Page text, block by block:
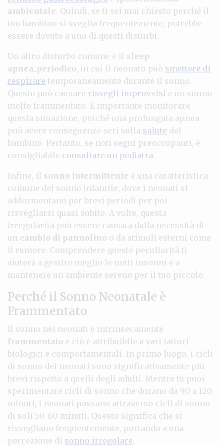
ambientale. Quindi, se ti sei mai chiesto perché il
tuo bambino si sveglia frequentemente, potrebbe
essere dovuto a uno di questi disturbi.
Un altro disturbo comune è il sleep
apnea_periodico, in cui il neonato può smettere di
respirare temporaneamente durante il sonno.
Questo può causare risvegli improvvisi e un sonno
molto frammentato. È importante monitorare
questa situazione, poiché una prolungata apnea
può avere conseguenze seri sulla salute del
bambino. Pertanto, se noti segni preoccupanti, è
consigliabile consultare un pediatra.
Infine, il sonno intermittente è una caratteristica
comune del sonno infantile, dove i neonati si
addormentano per brevi periodi per poi
risvegliarsi quasi subito. A volte, questa
irregolarità può essere causata dalla necessità di
un cambio di pannolino o da stimoli esterni come
il rumore. Comprendere queste peculiarità ti
aiuterà a gestire meglio le notti insonni e a
mantenere un ambiente sereno per il tuo piccolo.
Perché il Sonno Neonatale è
Frammentato
Il sonno nei neonati è intrinsecamente
frammentato e ciò è attribuibile a vari fattori
biologici e comportamentali. In primo luogo, i cicli
di sonno dei neonati sono significativamente più
brevi rispetto a quelli degli adulti. Mentre tu puoi
sperimentare cicli di sonno che durano da 90 a 120
minuti, i neonati passano attraverso cicli di sonno
di soli 50-60 minuti. Questo significa che si
risvegliano frequentemente, portando a una
percezione di sonno irregolare.